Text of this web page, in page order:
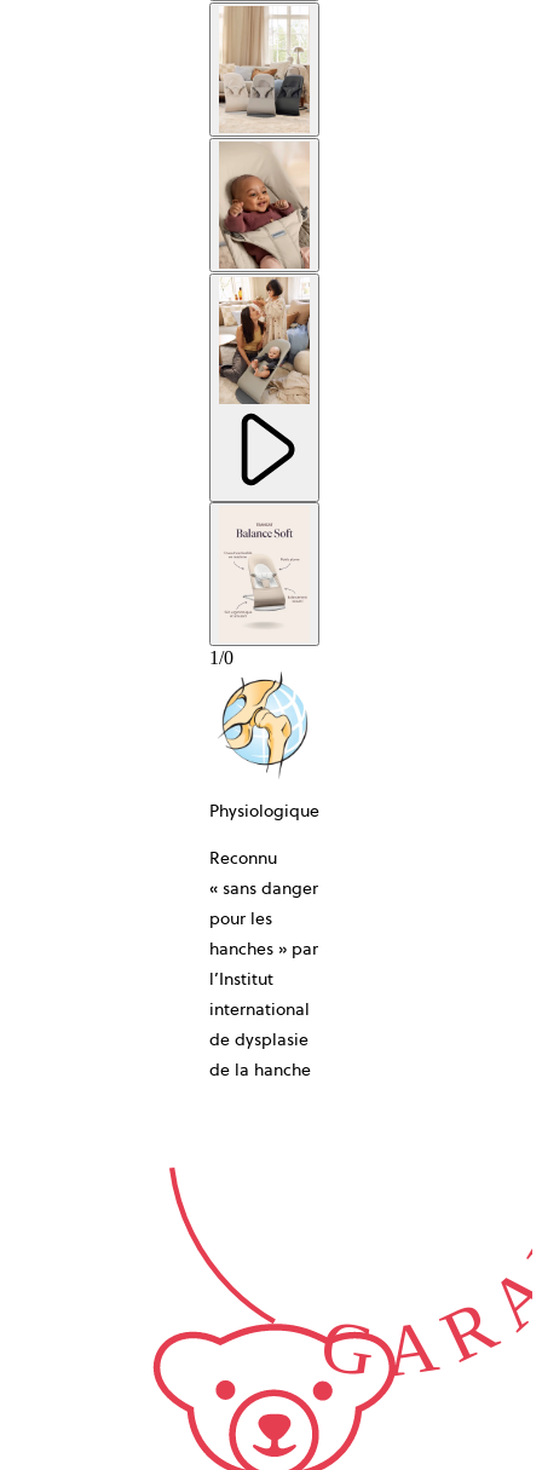
1/0
Physiologique
Reconnu
« sans danger
pour les
hanches » par
l’Institut
international
de dysplasie
de la hanche
10-ANS